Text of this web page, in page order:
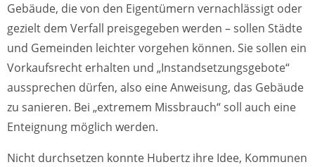
Gebäude, die von den Eigentümern vernachlässigt oder
gezielt dem Verfall preisgegeben werden – sollen Städte
und Gemeinden leichter vorgehen können. Sie sollen ein
Vorkaufsrecht erhalten und „Instandsetzungsgebote“
aussprechen dürfen, also eine Anweisung, das Gebäude
zu sanieren. Bei „extremem Missbrauch“ soll auch eine
Enteignung möglich werden.
Nicht durchsetzen konnte Hubertz ihre Idee, Kommunen